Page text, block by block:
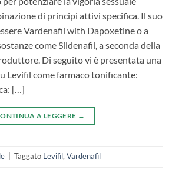
di principi attivi specifica. Il suo
Vardenafil with Dapoxetine o a
come Sildenafil, a seconda della
Di seguito vi è presentata una
Levifil come farmaco tonificante:
[…]
A LEGGERE →
Taggato Levifil,Vardenafil